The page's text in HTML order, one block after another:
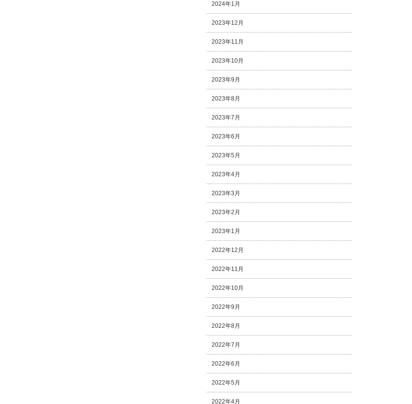
2024年1月
2023年12月
2023年11月
2023年10月
2023年9月
2023年8月
2023年7月
2023年6月
2023年5月
2023年4月
2023年3月
2023年2月
2023年1月
2022年12月
2022年11月
2022年10月
2022年9月
2022年8月
2022年7月
2022年6月
2022年5月
2022年4月